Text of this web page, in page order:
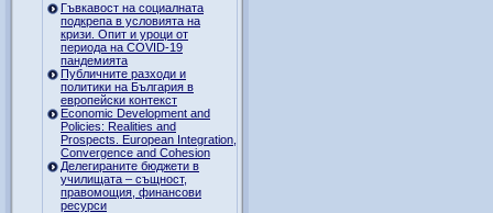
Гъвкавост на социалната
подкрепа в условията на
кризи. Опит и уроци от
периода на COVID-19
пандемията
Публичните разходи и
политики на България в
европейски контекст
Economic Development and
Policies: Realities and
Prospects. European Integration,
Convergence and Cohesion
Делегираните бюджети в
училищата – същност,
правомощия, финансови
ресурси